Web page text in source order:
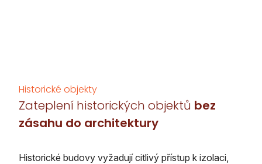
Historické objekty
Zateplení historických objektů bez
zásahu do architektury
Historické budovy vyžadují citlivý přístup k izolaci,